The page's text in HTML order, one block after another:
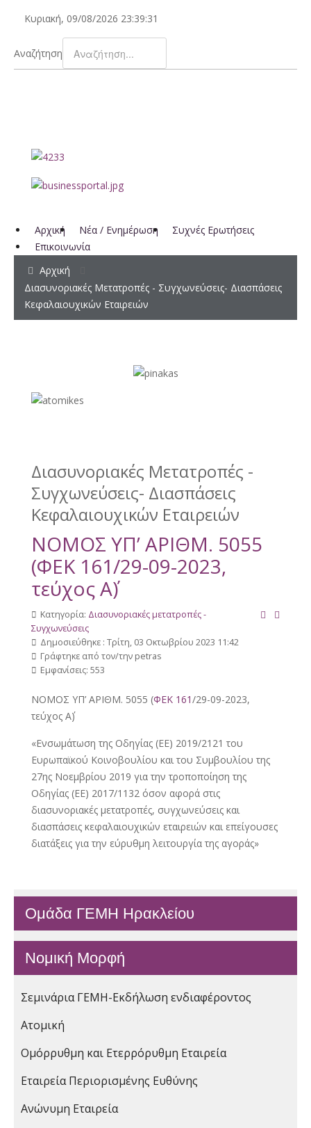
Κυριακή, 09/08/2026 23:39:31
Αναζήτηση
Αρχική Νέα / Ενημέρωση
Συχνές Ερωτήσεις
Επικοινωνία
Αρχική
Διασυνοριακές Μετατροπές - Συγχωνεύσεις- Διασπάσεις
Κεφαλαιουχικών Εταιρειών
Διασυνοριακές Μετατροπές -
Συγχωνεύσεις- Διασπάσεις
Κεφαλαιουχικών Εταιρειών
NOMOΣ ΥΠ’ ΑΡΙΘΜ. 5055
(ΦΕΚ 161/29-09-2023,
τεύχος Α΄)
Κατηγορία: Διασυνοριακές μετατροπές -
Συγχωνεύσεις
Δημοσιεύθηκε : Τρίτη, 03 Οκτωβρίου 2023 11:42
Γράφτηκε από τον/την petras
Εμφανίσεις: 553
NOMOΣ ΥΠ’ ΑΡΙΘΜ. 5055 (ΦΕΚ 161/29-09-2023,
τεύχος Α΄)
«Ενσωμάτωση της Οδηγίας (ΕΕ) 2019/2121 του
Ευρωπαϊκού Κοινοβουλίου και του Συμβουλίου της
27ης Νοεμβρίου 2019 για την τροποποίηση της
Οδηγίας (ΕΕ) 2017/1132 όσον αφορά στις
διασυνοριακές μετατροπές, συγχωνεύσεις και
διασπάσεις κεφαλαιουχικών εταιρειών και επείγουσες
διατάξεις για την εύρυθμη λειτουργία της αγοράς»
Ομάδα ΓΕΜΗ Ηρακλείου
Νομική Μορφή
Σεμινάρια ΓΕΜΗ-Εκδήλωση ενδιαφέροντος
Ατομική
Ομόρρυθμη και Ετερρόρυθμη Εταιρεία
Εταιρεία Περιορισμένης Ευθύνης
Ανώνυμη Εταιρεία